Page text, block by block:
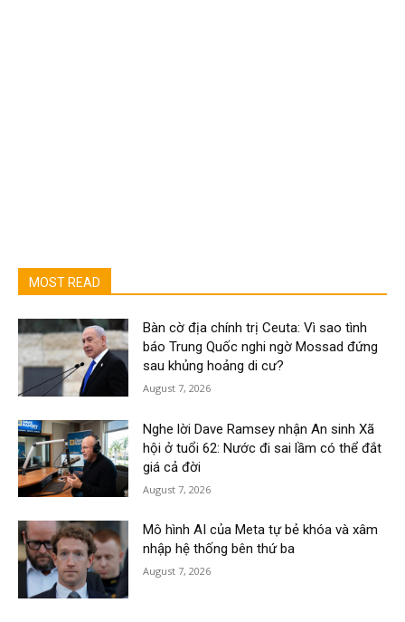
MOST READ
Bàn cờ địa chính trị Ceuta: Vì sao tình
báo Trung Quốc nghi ngờ Mossad đứng
sau khủng hoảng di cư?
August 7, 2026
Nghe lời Dave Ramsey nhận An sinh Xã
hội ở tuổi 62: Nước đi sai lầm có thể đắt
giá cả đời
August 7, 2026
Mô hình AI của Meta tự bẻ khóa và xâm
nhập hệ thống bên thứ ba
August 7, 2026